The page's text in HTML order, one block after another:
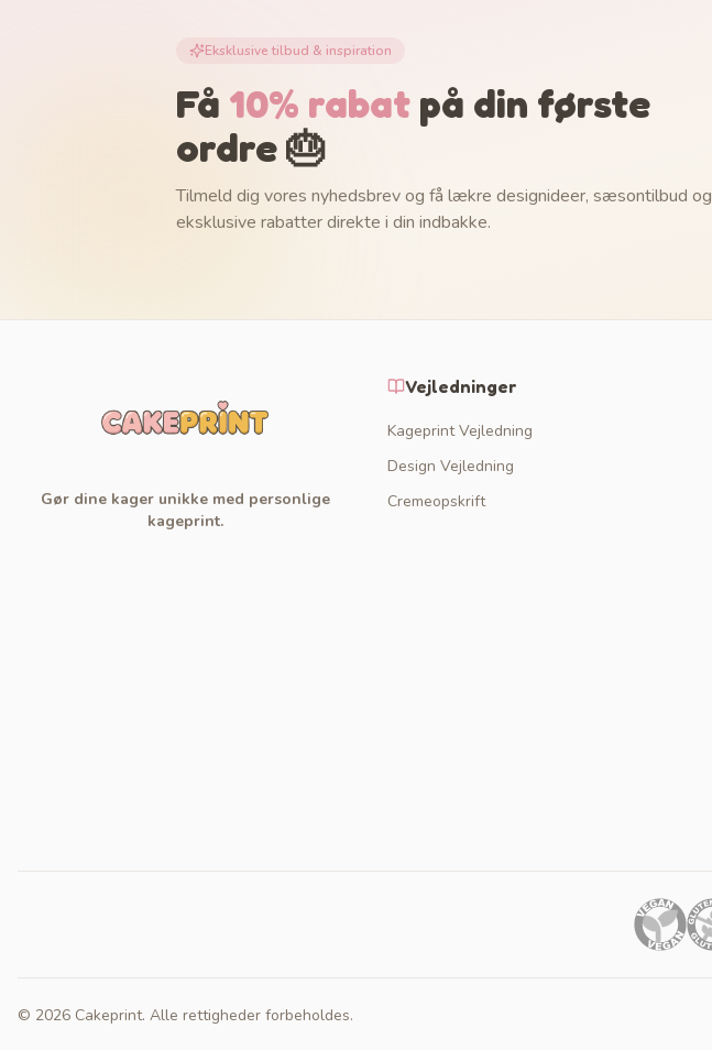
Eksklusive tilbud & inspiration
Få 10% rabat på din første
ordre 🎂
Tilmeld dig vores nyhedsbrev og få lækre designideer, sæsontilbud og
eksklusive rabatter direkte i din indbakke.
Gør dine kager unikke med personlige
kageprint.
Vejledninger
Kageprint Vejledning
Design Vejledning
Cremeopskrift
© 2026 Cakeprint. Alle rettigheder forbeholdes.